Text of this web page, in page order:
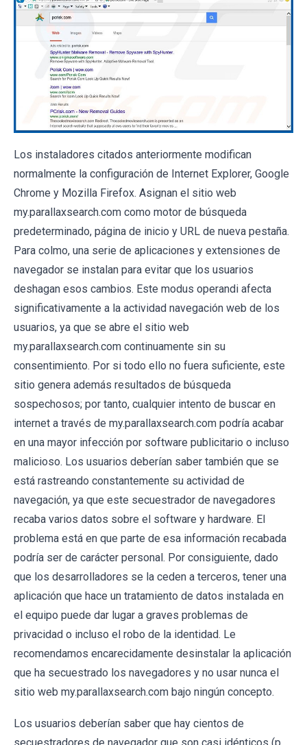
Los instaladores citados anteriormente modifican
normalmente la configuración de Internet Explorer, Google
Chrome y Mozilla Firefox. Asignan el sitio web
my.parallaxsearch.com como motor de búsqueda
predeterminado, página de inicio y URL de nueva pestaña.
Para colmo, una serie de aplicaciones y extensiones de
navegador se instalan para evitar que los usuarios
deshagan esos cambios. Este modus operandi afecta
significativamente a la actividad navegación web de los
usuarios, ya que se abre el sitio web
my.parallaxsearch.com continuamente sin su
consentimiento. Por si todo ello no fuera suficiente, este
sitio genera además resultados de búsqueda
sospechosos; por tanto, cualquier intento de buscar en
internet a través de my.parallaxsearch.com podría acabar
en una mayor infección por software publicitario o incluso
malicioso. Los usuarios deberían saber también que se
está rastreando constantemente su actividad de
navegación, ya que este secuestrador de navegadores
recaba varios datos sobre el software y hardware. El
problema está en que parte de esa información recabada
podría ser de carácter personal. Por consiguiente, dado
que los desarrolladores se la ceden a terceros, tener una
aplicación que hace un tratamiento de datos instalada en
el equipo puede dar lugar a graves problemas de
privacidad o incluso el robo de la identidad. Le
recomendamos encarecidamente desinstalar la aplicación
que ha secuestrado los navegadores y no usar nunca el
sitio web my.parallaxsearch.com bajo ningún concepto.
Los usuarios deberían saber que hay cientos de